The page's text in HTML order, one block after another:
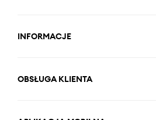
INFORMACJE
OBSŁUGA KLIENTA